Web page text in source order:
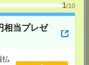
1/10
相当プレゼ
払
つくば駅徒歩5分